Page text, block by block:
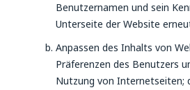
Benutzernamen und sein
Unterseite der Website
Anpassen des Inhalts von
Präferenzen des Benutzers
Nutzung von Internetseiten;